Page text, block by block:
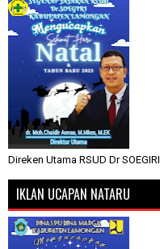
Direken Utama RSUD Dr SOEGIRI
IKLAN UCAPAN NATARU